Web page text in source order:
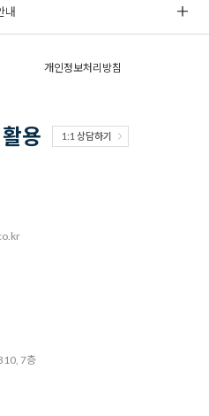
내
개인정보처리방침
용 1:1 상담하기
7층